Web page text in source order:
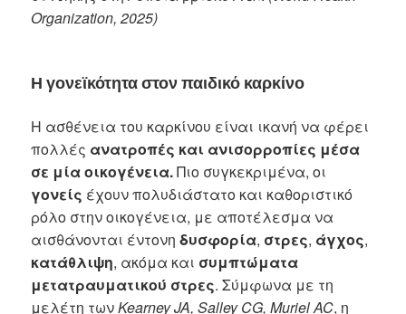
Organization, 2025)
Η γονεϊκότητα στον παιδικό καρκίνο
Η ασθένεια του καρκίνου είναι ικανή να φέρει
πολλές ανατροπές και ανισορροπίες μέσα
σε μία οικογένεια.Πιο συγκεκριμένα, οι
γονείς έχουν πολυδιάστατο και καθοριστικό
ρόλο στην οικογένεια, με αποτέλεσμα να
αισθάνονται έντονηδυσφορία, στρες, άγχος,
κατάθλιψη, ακόμα και συμπτώματα
μετατραυματικού στρες. Σύμφωνα με τη
μελέτη τωνKearney JA, Salley CG, Muriel AC, η